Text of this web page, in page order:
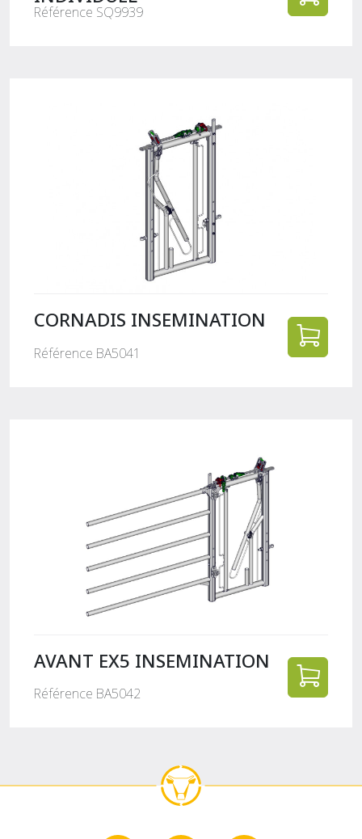
Référence SQ9939
CORNADIS INSEMINATION
Référence BA5041
AVANT EX5 INSEMINATION
Référence BA5042